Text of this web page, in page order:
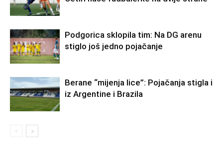
Podgorica sklopila tim: Na DG arenu
stiglo još jedno pojačanje
Berane “mijenja lice”: Pojačanja stigla i
iz Argentine i Brazila